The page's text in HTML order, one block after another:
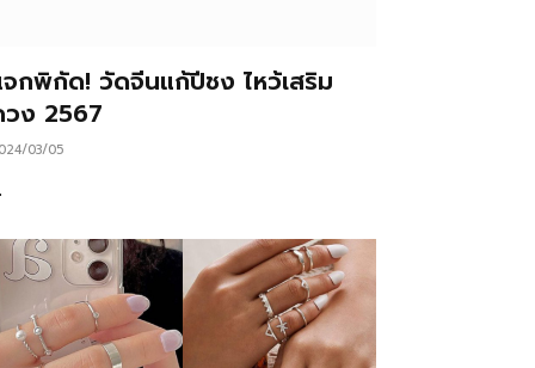
กพิกัด! วัดจีนแก้ปีชง ไหว้เสริม
ง 2567
03/05